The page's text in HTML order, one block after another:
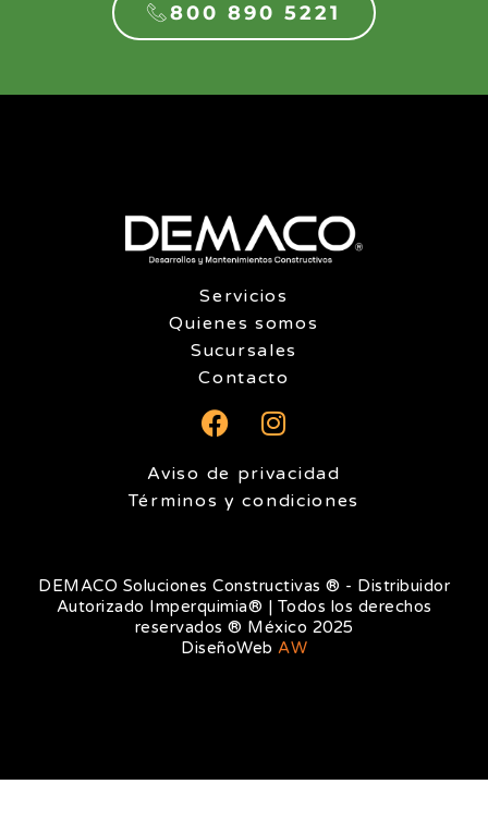
800 890 5221
Servicios
Quienes somos
Sucursales
Contacto
F
c
e
o
k
I
s
t
r
a
m
Aviso de privacidad
Términos y condiciones
DEMACO Soluciones Constructivas ® - Distribuidor
Autorizado Imperquimia® | Todos los derechos
reservados ® México 2025
DiseñoWeb AW